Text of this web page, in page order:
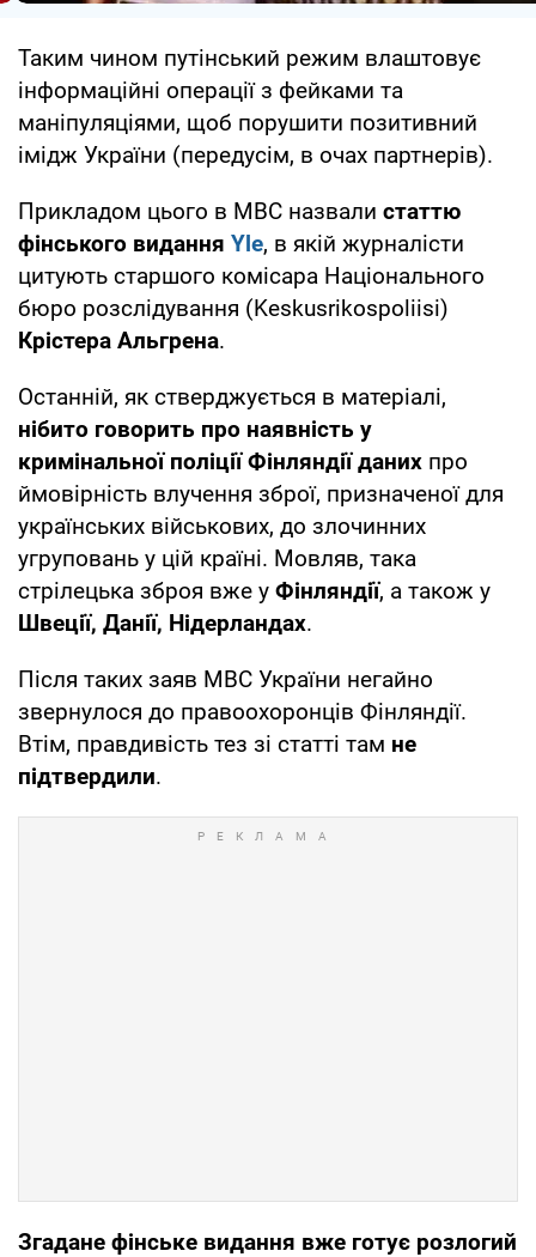
Таким чином путінський режим влаштовує
інформаційні операції з фейками та
маніпуляціями, щоб порушити позитивний
імідж України (передусім, в очах партнерів).
Прикладом цього в МВС назвали статтю
фінського видання Yle, в якій журналісти
цитують старшого комісара Національного
бюро розслідування (Keskusrikospoliisi)
Крістера Альгрена.
Останній, як стверджується в матеріалі,
нібито говорить про наявність у
кримінальної поліції Фінляндії даних про
ймовірність влучення зброї, призначеної для
українських військових, до злочинних
угруповань у цій країні. Мовляв, така
стрілецька зброя вже у Фінляндії, а також у
Швеції, Данії, Нідерландах.
Після таких заяв МВС України негайно
звернулося до правоохоронців Фінляндії.
Втім, правдивість тез зі статті там не
підтвердили.
Згадане фінське видання вже готує розлогий